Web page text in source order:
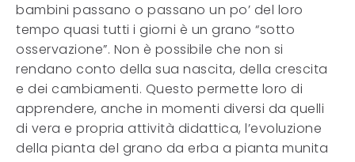
bambini passano o passano un po’ del loro
tempo quasi tutti i giorni è un grano “sotto
osservazione”. Non è possibile che non si
rendano conto della sua nascita, della crescita
e dei cambiamenti. Questo permette loro di
apprendere, anche in momenti diversi da quelli
di vera e propria attività didattica, l’evoluzione
della pianta del grano da erba a pianta munita